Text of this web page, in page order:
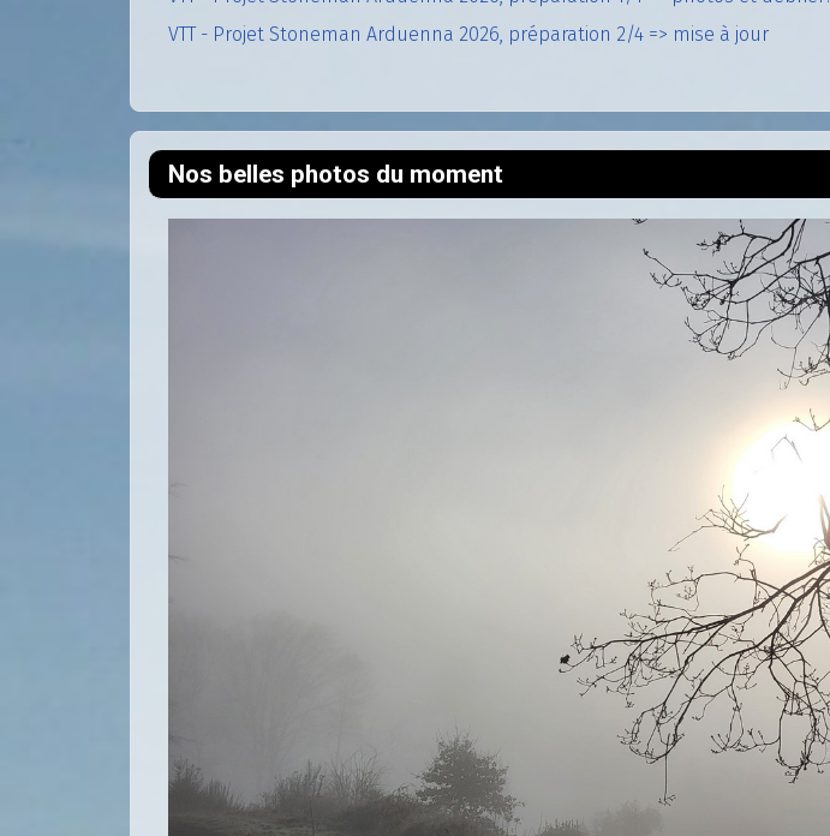
VTT - Projet Stoneman Arduenna 2026, préparation 2/4 => mise à jour
Nos belles photos du moment